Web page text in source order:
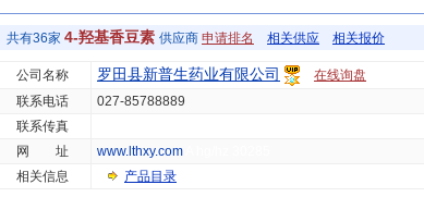
共有36家 4-羟基香豆素 供应商 申请排名 相关供应 相关报价
公司名称 罗田县新普生药业有限公司 在线询盘
联系电话
027-85788889
联系传真
网 址
www.lthxy.com
相关信息
产品目录